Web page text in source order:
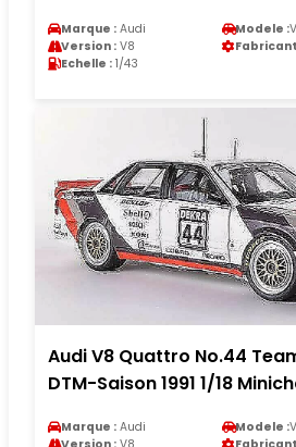
Marque : Audi Modele :
Version : V8
Echelle : 1/43
Audi V8 Quattro No.44
DTM-Saison 1991 1/18
Marque : Audi Modele :